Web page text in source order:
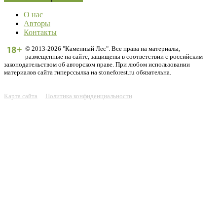
О нас
Авторы
Контакты
© 2013-2026 "Каменный Лес". Все права на материалы,
размещенные на сайте, защищены в соответствии с российским
законодательством об авторском праве. При любом использовании
материалов сайта гиперссылка на stoneforest.ru обязательна.
Карта сайта Политика конфиденциальности